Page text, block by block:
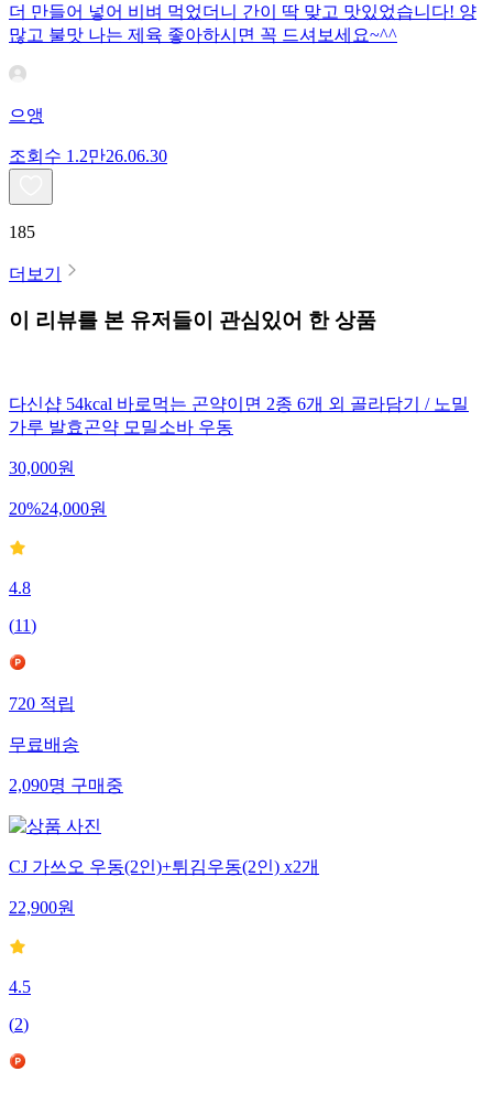
더 만들어 넣어 비벼 먹었더니 간이 딱 맞고 맛있었습니다! 양
많고 불맛 나는 제육 좋아하시면 꼭 드셔보세요~^^
으앵
조회수 1.2만26.06.30
185
더보기
이 리뷰를 본 유저들이 관심있어 한 상품
다신샵 54kcal 바로먹는 곤약이면 2종 6개 외 골라담기 / 노밀
가루 발효곤약 모밀소바 우동
30,000원
20%24,000원
4.8
(11)
720 적립
무료배송
2,090명 구매중
CJ 가쓰오 우동(2인)+튀김우동(2인) x2개
22,900원
4.5
(2)